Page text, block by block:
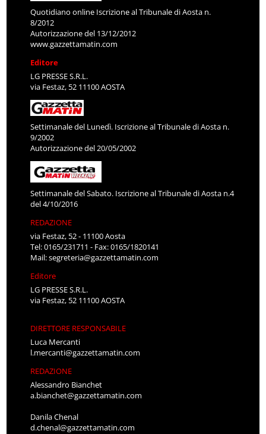
Quotidiano online Iscrizione al Tribunale di Aosta n.
8/2012
Autorizzazione del 13/12/2012
www.gazzettamatin.com
Editore
LG PRESSE S.R.L.
via Festaz, 52 11100 AOSTA
Settimanale del Lunedì. Iscrizione al Tribunale di Aosta n.
9/2002
Autorizzazione del 20/05/2002
Settimanale del Sabato. Iscrizione al Tribunale di Aosta n.4
del 4/10/2016
REDAZIONE
via Festaz, 52 - 11100 Aosta
Tel: 0165/231711 - Fax: 0165/1820141
Mail:segreteria@gazzettamatin.com
Editore
LG PRESSE S.R.L.
via Festaz, 52 11100 AOSTA
DIRETTORE RESPONSABILE
Luca Mercanti
l.mercanti@gazzettamatin.com
REDAZIONE
Alessandro Bianchet
a.bianchet@gazzettamatin.com
Danila Chenal
d.chenal@gazzettamatin.com